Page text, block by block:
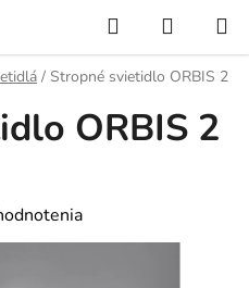
Hľadať
KOŠÍK
/ Stropné svietidlo ORBIS 2
ORBIS 2